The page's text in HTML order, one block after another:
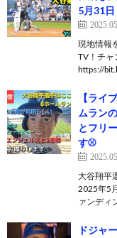
5月31
現地情報
TV！チャ
https://
【ライ
ムラン
とフリ
す⚾️
大谷翔平
2025年5
ァンディ
ドジャ